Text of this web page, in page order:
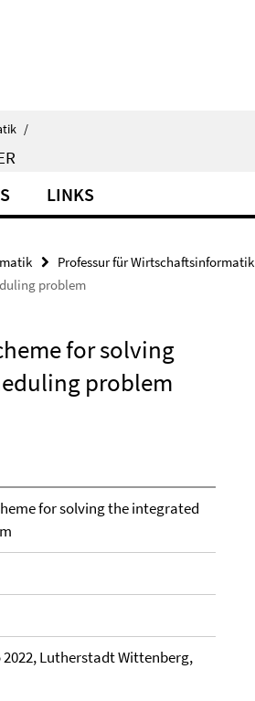
/
LINKS
Professur für Wirtschaftsinformatik
problem
for solving
problem
for solving the integrated
Lutherstadt Wittenberg,